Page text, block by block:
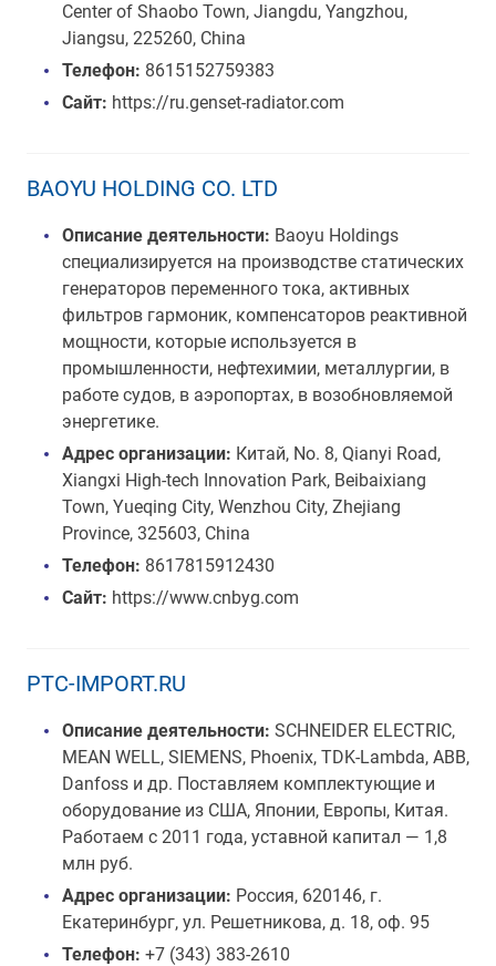
Center of Shaobo Town, Jiangdu, Yangzhou,
Jiangsu, 225260, China
Телефон: 8615152759383
Сайт: https://ru.genset-radiator.com
BAOYU HOLDING CO. LTD
Описание деятельности: Baoyu Holdings
специализируется на производстве статических
генераторов переменного тока, активных
фильтров гармоник, компенсаторов реактивной
мощности, которые используется в
промышленности, нефтехимии, металлургии, в
работе судов, в аэропортах, в возобновляемой
энергетике.
Адрес организации: Китай, No. 8, Qianyi Road,
Xiangxi High-tech Innovation Park, Beibaixiang
Town, Yueqing City, Wenzhou City, Zhejiang
Province, 325603, China
Телефон: 8617815912430
Сайт: https://www.cnbyg.com
PTC-IMPORT.RU
Описание деятельности: SCHNEIDER ELECTRIC,
MEAN WELL, SIEMENS, Phoenix, TDK-Lambda, ABB,
Danfoss и др. Поставляем комплектующие и
оборудование из США, Японии, Европы, Китая.
Работаем с 2011 года, уставной капитал — 1,8
млн руб.
Адрес организации: Россия, 620146, г.
Екатеринбург, ул. Решетникова, д. 18, оф. 95
Телефон: +7 (343) 383-2610